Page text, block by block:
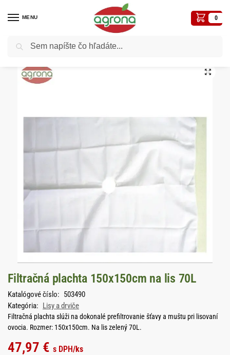
MENU 0
Domov Lisy a drviče / Filtračná plachta 150x150cm na lis 70L
Filtračná plachta 150x150cm na lis 70L
Katalógové číslo: 503490
Kategória: Lisy a drviče
Filtračná plachta slúži na dokonalé prefiltrovanie šťavy a muštu pri lisovaní
ovocia. Rozmer: 150x150cm. Na lis zelený 70L.
47,97 € s DPH/ks